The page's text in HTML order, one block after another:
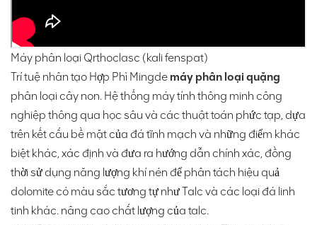
Máy phân loại Qrthoclasc (kali fenspat)
Trí tuệ nhân tạo Hợp Phì Mingde máy phân loại quặng
phân loại cây non. Hệ thống máy tính thông minh công
nghiệp thông qua học sâu và các thuật toán phức tạp, dựa
trên kết cấu bề mặt của đá tĩnh mạch và những điểm khác
biệt khác, xác định và đưa ra hướng dẫn chính xác, đồng
thời sử dụng năng lượng khí nén để phân tách hiệu quả
dolomite có màu sắc tương tự như Talc và các loại đá linh
tinh khác. nâng cao chất lượng của talc.